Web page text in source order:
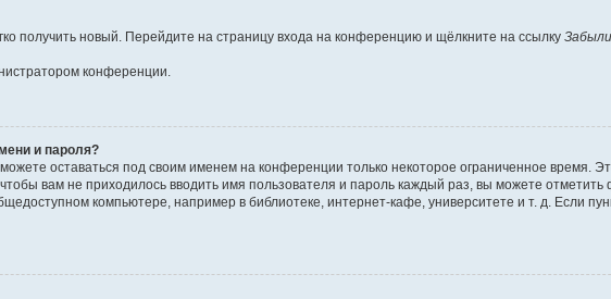
получить новый. Перейдите на страницу входа на конференцию и щёлкните на ссылку
конференции.
и пароля?
оставаться под своим именем на конференции только некоторое ограниченное время.
вам не приходилось вводить имя пользователя и пароль каждый раз, вы можете отметить
компьютере, например в библиотеке, интернет-кафе, университете и т. д. Если